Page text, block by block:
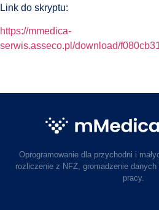
Link do skryptu:
https://mmedica-
serwis.asseco.pl/download/
Oprogramowanie dla przychodni i
rozliczenie z NFZ, gromadzenie
pracy.